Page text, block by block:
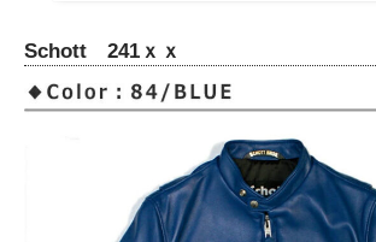
Schott 241ｘｘ